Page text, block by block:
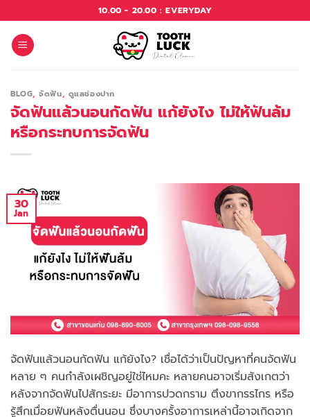
to
content
10.00 - 20.00 : EVERYDAY
BLOG,จัดฟัน, ดูแลช่องปาก
จัดฟันแล้วนอนกัดฟัน แก้ยังไง ไม่ให้ฟันล้ม
หรือกระทบการจัดฟัน
30
Jan
จัดฟันแล้วนอนกัดฟัน แก้ยังไง? เชื่อได้ว่าเป็นปัญหาที่คนจัดฟัน
หลาย ๆ คนกำลังเผชิญอยู่ใช่ไหมคะ หลายคนอาจเริ่มสังเกตว่า
หลังจากจัดฟันไปสักระยะ มีอาการปวดกราม ตึงขากรรไกร หรือ
รู้สึกเมื่อยฟันหลังตื่นนอน ซึ่งบางครั้งอาการเหล่านี้อาจเกิดจาก